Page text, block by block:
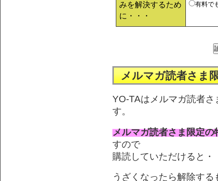
みを解決するため
に・・・
有料で
メルマガ読者さま
YO-TAはメルマガ読者
す。
メルマガ読者さま限定の
すので
購読していただけると
うざくなったら解除す